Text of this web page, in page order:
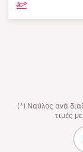
(*) Ναύλος ανά
τιμές με